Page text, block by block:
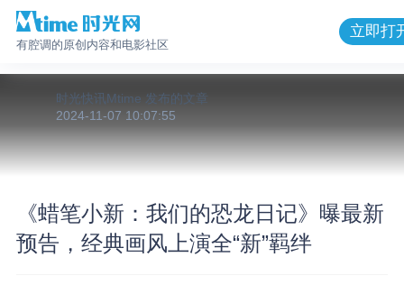
有腔调的原创内容和电影社区
立即打
时光快讯Mtime 发布的 文章
2024-11-07 10:07:55
《蜡笔小新：我们的恐龙日记》曝最新
预告，经典画风上演全“新”羁绊